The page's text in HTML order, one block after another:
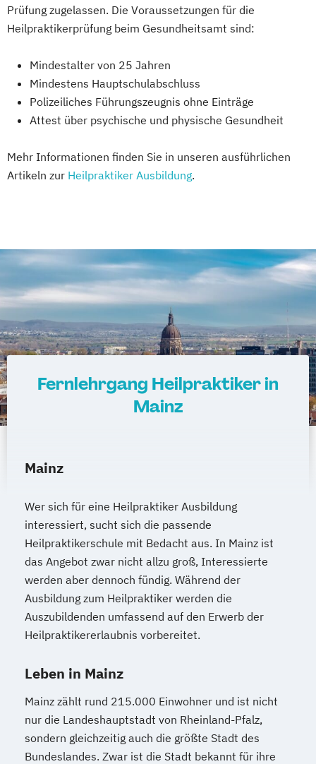
Prüfung zugelassen. Die Voraussetzungen für die
Heilpraktikerprüfung beim Gesundheitsamt sind:
Mindestalter von 25 Jahren
Mindestens Hauptschulabschluss
Polizeiliches Führungszeugnis ohne Einträge
Attest über psychische und physische Gesundheit
Mehr Informationen finden Sie in unseren ausführlichen
Artikeln zur Heilpraktiker Ausbildung.
Fernlehrgang Heilpraktiker in
Mainz
Mainz
Wer sich für eine Heilpraktiker Ausbildung
interessiert, sucht sich die passende
Heilpraktikerschule mit Bedacht aus. In Mainz ist
das Angebot zwar nicht allzu groß, Interessierte
werden aber dennoch fündig. Während der
Ausbildung zum Heilpraktiker werden die
Auszubildenden umfassend auf den Erwerb der
Heilpraktikererlaubnis vorbereitet.
Leben in Mainz
Mainz zählt rund 215.000 Einwohner und ist nicht
nur die Landeshauptstadt von Rheinland-Pfalz,
sondern gleichzeitig auch die größte Stadt des
Bundeslandes. Zwar ist die Stadt bekannt für ihre